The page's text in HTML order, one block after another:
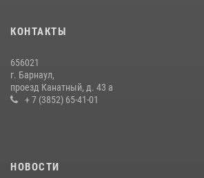
КОНТАКТЫ
656021
г. Барнаул,
проезд Канатный, д. 43 а
+ 7 (3852) 65-41-01
НОВОСТИ